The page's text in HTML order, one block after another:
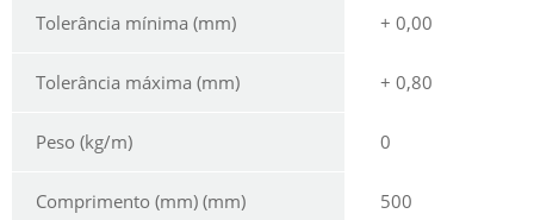
Tolerância mínima (mm) + 0,00
Tolerância máxima (mm) + 0,80
Peso (kg/m) 0
Comprimento (mm) (mm) 500